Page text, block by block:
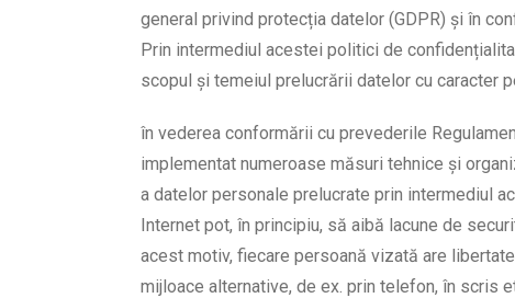
general privind protecția datelor (GDPR) și în
Prin intermediul acestei politici de
scopul și temeiul prelucrării datelor cu caracter
în vederea conformării cu prevederile
implementat numeroase măsuri tehnice și
a datelor personale prelucrate prin intermediul
Internet pot, în principiu, să aibă lacune de
acest motiv, fiecare persoană vizată are
mijloace alternative, de ex. prin telefon, în scris